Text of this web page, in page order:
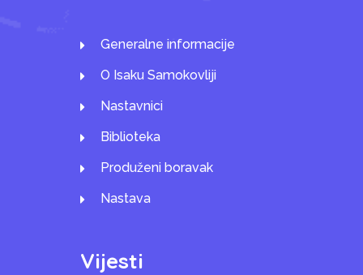
Generalne informacije
O Isaku Samokovliji
Nastavnici
Biblioteka
Produženi boravak
Nastava
Vijesti